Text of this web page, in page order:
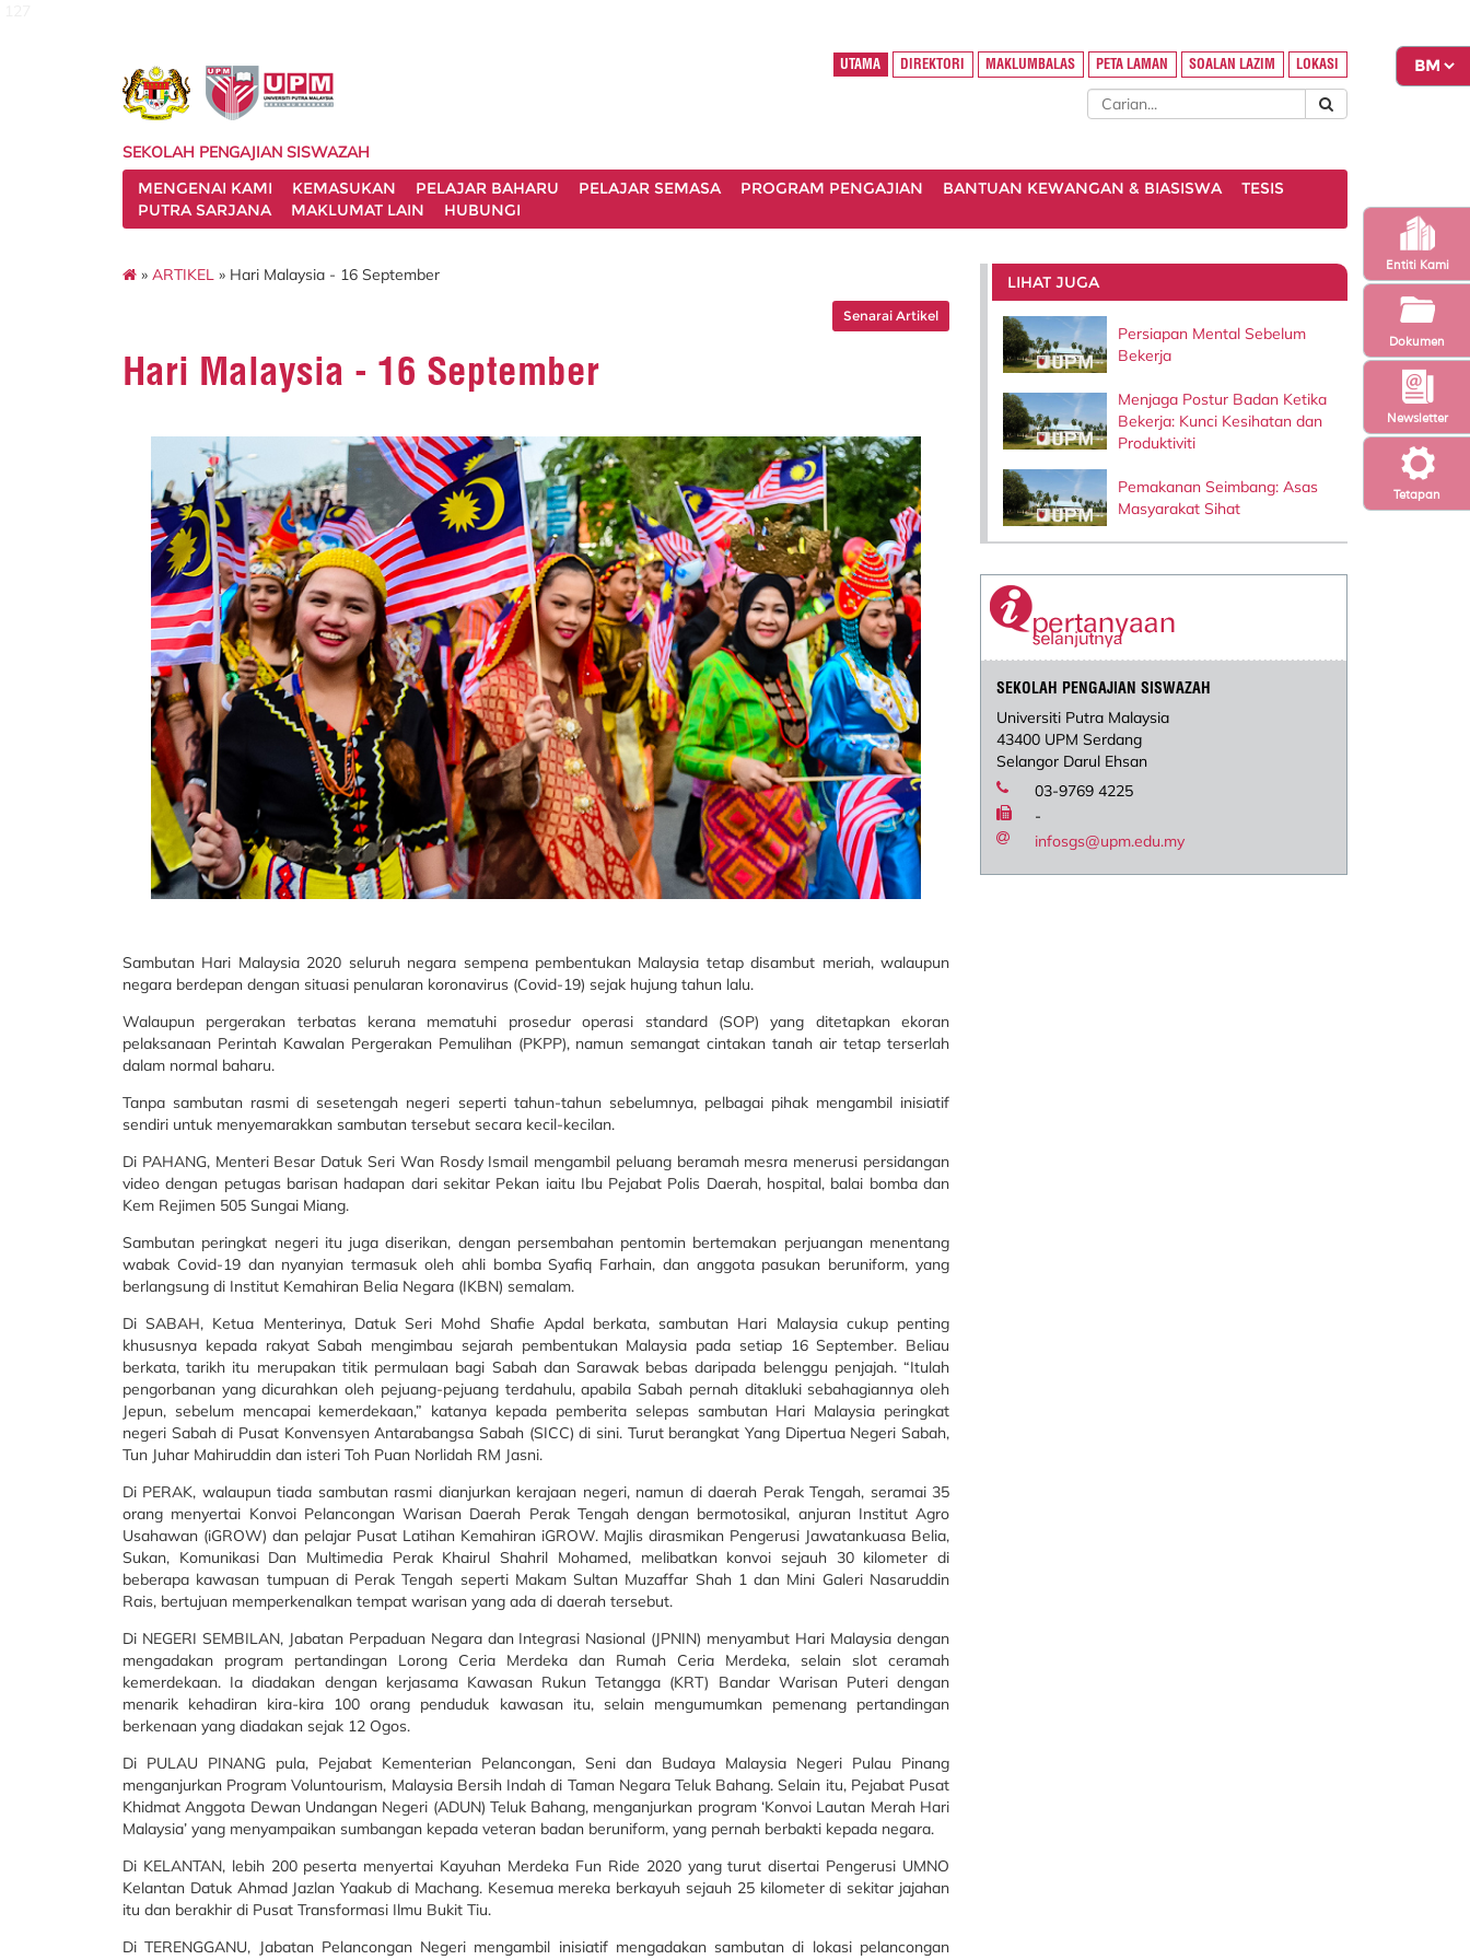
Tetapan
Newsletter
Entiti Kami
Dokumen
UTAMA DIREKTORI MAKLUMBALAS PETA LAMAN SOALAN LAZIM LOKASI
SEKOLAH PENGAJIAN SISWAZAH
MENGENAI KAMI
KEMASUKAN PELAJAR BAHARU PELAJAR SEMASA PROGRAM PENGAJIAN BANTUAN KEWANGAN & BIASISWA
TESIS
PUTRA SARJANA
MAKLUMAT LAIN HUBUNGI
» ARTIKEL » Hari Malaysia - 16 September
Senarai Artikel
Hari Malaysia - 16 September
Sambutan Hari Malaysia 2020 seluruh negara sempena pembentukan Malaysia tetap disambut meriah, walaupun
negara berdepan dengan situasi penularan koronavirus (Covid-19) sejak hujung tahun lalu.
Walaupun pergerakan terbatas kerana mematuhi prosedur operasi standard (SOP) yang ditetapkan ekoran
pelaksanaan Perintah Kawalan Pergerakan Pemulihan (PKPP), namun semangat cintakan tanah air tetap terserlah
dalam normal baharu.
Tanpa sambutan rasmi di sesetengah negeri seperti tahun-tahun sebelumnya, pelbagai pihak mengambil inisiatif
sendiri untuk menyemarakkan sambutan tersebut secara kecil-kecilan.
Di PAHANG, Menteri Besar Datuk Seri Wan Rosdy Ismail mengambil peluang beramah mesra menerusi persidangan
video dengan petugas barisan hadapan dari sekitar Pekan iaitu Ibu Pejabat Polis Daerah, hospital, balai bomba dan
Kem Rejimen 505 Sungai Miang.
Sambutan peringkat negeri itu juga diserikan, dengan persembahan pentomin bertemakan perjuangan menentang
wabak Covid-19 dan nyanyian termasuk oleh ahli bomba Syafiq Farhain, dan anggota pasukan beruniform, yang
berlangsung di Institut Kemahiran Belia Negara (IKBN) semalam.
Di SABAH, Ketua Menterinya, Datuk Seri Mohd Shafie Apdal berkata, sambutan Hari Malaysia cukup penting
khususnya kepada rakyat Sabah mengimbau sejarah pembentukan Malaysia pada setiap 16 September. Beliau
berkata, tarikh itu merupakan titik permulaan bagi Sabah dan Sarawak bebas daripada belenggu penjajah. “Itulah
pengorbanan yang dicurahkan oleh pejuang-pejuang terdahulu, apabila Sabah pernah ditakluki sebahagiannya oleh
Jepun, sebelum mencapai kemerdekaan,” katanya kepada pemberita selepas sambutan Hari Malaysia peringkat
negeri Sabah di Pusat Konvensyen Antarabangsa Sabah (SICC) di sini. Turut berangkat Yang Dipertua Negeri Sabah,
Tun Juhar Mahiruddin dan isteri Toh Puan Norlidah RM Jasni.
Di PERAK, walaupun tiada sambutan rasmi dianjurkan kerajaan negeri, namun di daerah Perak Tengah, seramai 35
orang menyertai Konvoi Pelancongan Warisan Daerah Perak Tengah dengan bermotosikal, anjuran Institut Agro
Usahawan (iGROW) dan pelajar Pusat Latihan Kemahiran iGROW. Majlis dirasmikan Pengerusi Jawatankuasa Belia,
Sukan, Komunikasi Dan Multimedia Perak Khairul Shahril Mohamed, melibatkan konvoi sejauh 30 kilometer di
beberapa kawasan tumpuan di Perak Tengah seperti Makam Sultan Muzaffar Shah 1 dan Mini Galeri Nasaruddin
Rais, bertujuan memperkenalkan tempat warisan yang ada di daerah tersebut.
Di NEGERI SEMBILAN, Jabatan Perpaduan Negara dan Integrasi Nasional (JPNIN) menyambut Hari Malaysia dengan
mengadakan program pertandingan Lorong Ceria Merdeka dan Rumah Ceria Merdeka, selain slot ceramah
kemerdekaan. Ia diadakan dengan kerjasama Kawasan Rukun Tetangga (KRT) Bandar Warisan Puteri dengan
menarik kehadiran kira-kira 100 orang penduduk kawasan itu, selain mengumumkan pemenang pertandingan
berkenaan yang diadakan sejak 12 Ogos.
Di PULAU PINANG pula, Pejabat Kementerian Pelancongan, Seni dan Budaya Malaysia Negeri Pulau Pinang
menganjurkan Program Voluntourism, Malaysia Bersih Indah di Taman Negara Teluk Bahang. Selain itu, Pejabat Pusat
Khidmat Anggota Dewan Undangan Negeri (ADUN) Teluk Bahang, menganjurkan program ‘Konvoi Lautan Merah Hari
Malaysia’ yang menyampaikan sumbangan kepada veteran badan beruniform, yang pernah berbakti kepada negara.
Di KELANTAN, lebih 200 peserta menyertai Kayuhan Merdeka Fun Ride 2020 yang turut disertai Pengerusi UMNO
Kelantan Datuk Ahmad Jazlan Yaakub di Machang. Kesemua mereka berkayuh sejauh 25 kilometer di sekitar jajahan
itu dan berakhir di Pusat Transformasi Ilmu Bukit Tiu.
Di TERENGGANU, Jabatan Pelancongan Negeri mengambil inisiatif mengadakan sambutan di lokasi pelancongan
LIHAT JUGA
Persiapan Mental Sebelum
Bekerja
Menjaga Postur Badan Ketika
Bekerja: Kunci Kesihatan dan
Produktiviti
Pemakanan Seimbang: Asas
Masyarakat Sihat
SEKOLAH PENGAJIAN SISWAZAH
Universiti Putra Malaysia
43400 UPM Serdang
Selangor Darul Ehsan
03-9769 4225
-
infosgs@upm.edu.my